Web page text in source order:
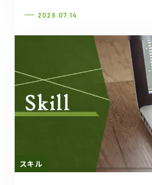
2026.07.14
スキル